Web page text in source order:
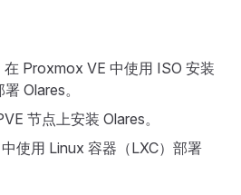
在 Proxmox VE 中使用 ISO 安装
Olares。
节点上安装 Olares。
中使用 Linux 容器（LXC）部署